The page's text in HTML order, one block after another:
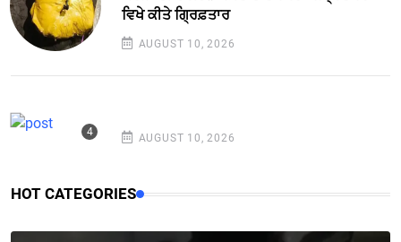
ਵਿਖੇ ਕੀਤੇ ਗ੍ਰਿਫ਼ਤਾਰ
AUGUST 10, 2026
AUGUST 10, 2026
HOT CATEGORIES